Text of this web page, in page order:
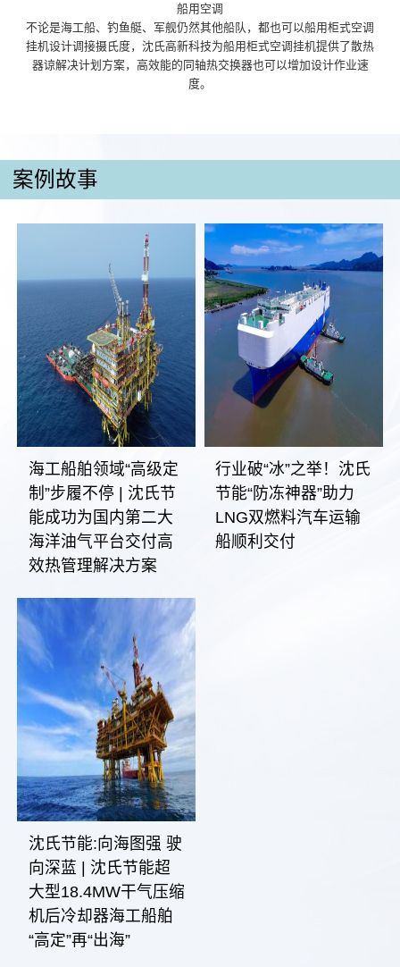
船用空调
不论是海工船、钓鱼艇、军舰仍然其他船队，都也可以船用柜式空调
挂机设计调接摄氏度，沈氏高新科技为船用柜式空调挂机提供了散热
器谅解决计划方案，高效能的同轴热交换器也可以增加设计作业速
度。
案例故事
海工船舶领域“高级定
制”步履不停 | 沈氏节
能成功为国内第二大
海洋油气平台交付高
效热管理解决方案
行业破“冰”之举！沈氏
节能“防冻神器”助力
LNG双燃料汽车运输
船顺利交付
沈氏节能:向海图强 驶
向深蓝 | 沈氏节能超
大型18.4MW干气压缩
机后冷却器海工船舶
“高定”再“出海”